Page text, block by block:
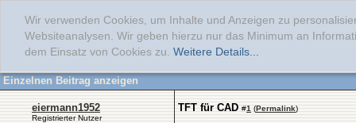
Wir verwenden Cookies, um Inhalte und Anzeigen zu
Websiteanalysen. Wir geben hierzu nur das Minimum an
dem Einsatz von Cookies zu. Weitere Details...
Einzelnen Beitrag anzeigen
eiermann1952
Registrierter Nutzer
TFT für CAD #1 (Permalink)